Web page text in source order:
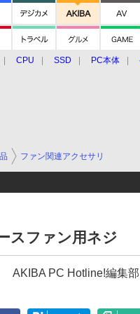
CPU SSD PC本体
ファン関連アクセサリ
スファン用ネジ
AKIBA PC Hotline!編集部